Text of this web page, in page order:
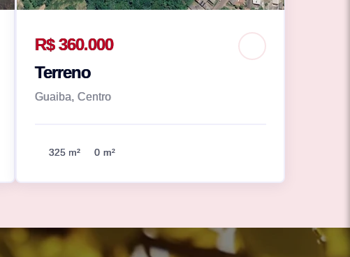
R$ 360.000
Terreno
Guaiba, Centro
325 m² 0 m²